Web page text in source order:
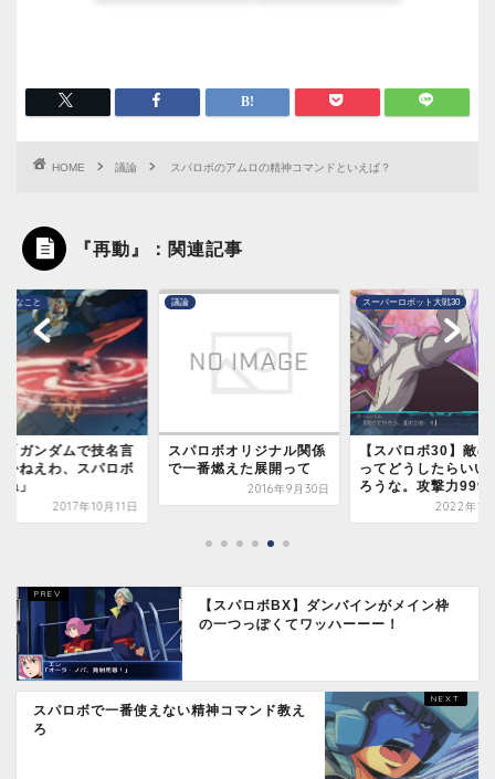
HOME 議論 スパロボのアムロの精神コマンドといえば？
『再動』：関連記事
ロボオリジナル関係
番燃えた展開って
スーパーロボット大戦30
【スパロボ30】敵の強さ
ってどうしたらいいんだ
ろうな。攻撃力999...
2022年1月26日
議論
スパロボってアニメ
に貢献しまくってる
2014年2
【スパロボBX】ダンバインがメイン枠
の一つっぽくてワッハーーー！
スパロボで一番使えない精神コマンド教え
ろ